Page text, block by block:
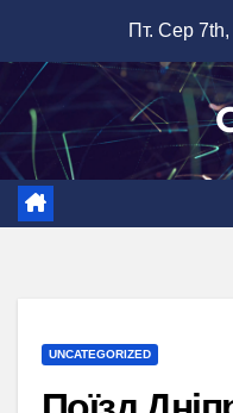
вмісту
Пт. Сер
UNCATEGORIZED